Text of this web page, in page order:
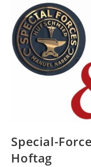
Special-
Hoftag